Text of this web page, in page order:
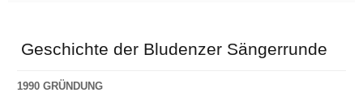
Geschichte der Bludenzer Sängerrunde
1990 GRÜNDUNG